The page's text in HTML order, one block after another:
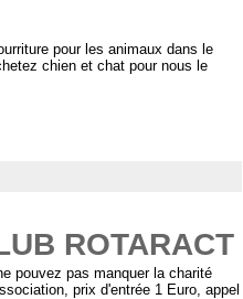
pour les animaux dans le
chien et chat pour nous le
ROTARACT
pouvez pas manquer la charité
prix d'entrée 1 Euro, appel